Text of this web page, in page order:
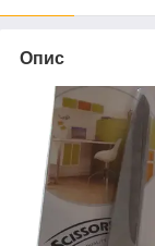
Опис